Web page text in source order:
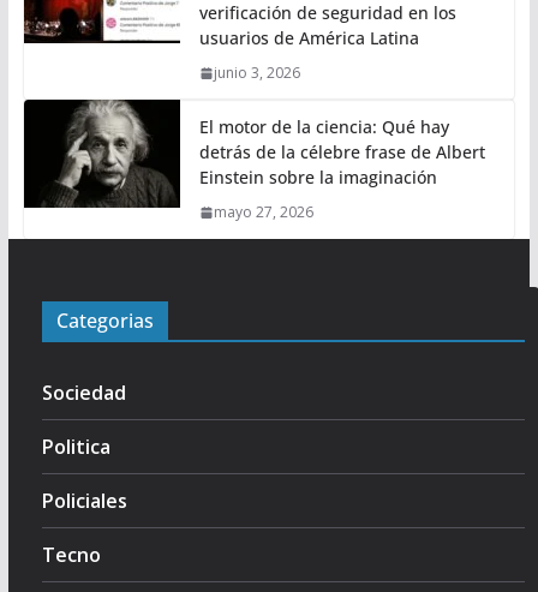
verificación de seguridad en los
usuarios de América Latina
junio 3, 2026
El motor de la ciencia: Qué hay
detrás de la célebre frase de Albert
Einstein sobre la imaginación
mayo 27, 2026
Categorias
Sociedad
Politica
Policiales
Tecno